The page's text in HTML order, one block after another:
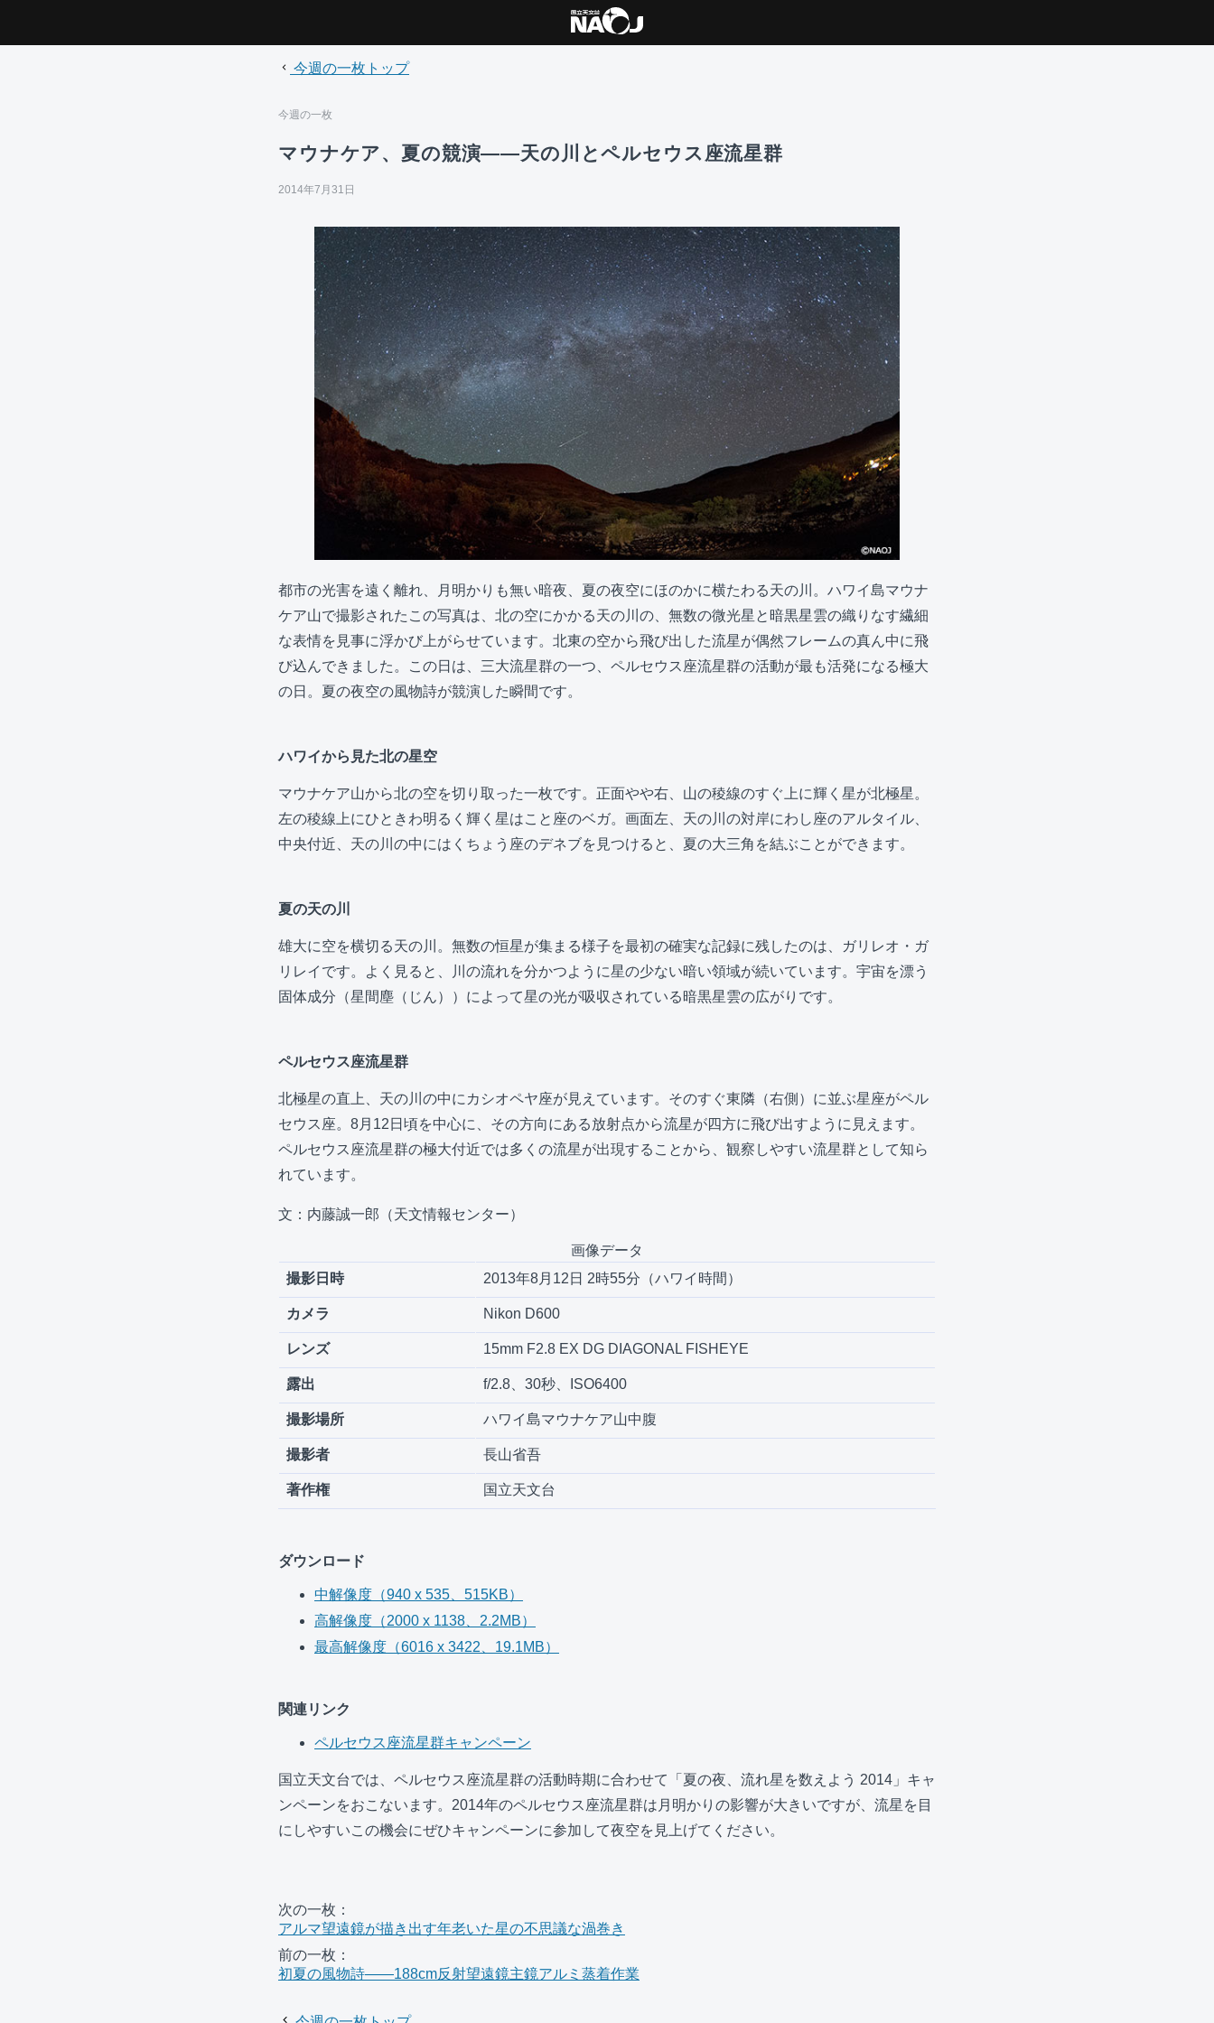
今週の一枚トップ
今週の一枚
マウナケア、夏の競演――天の川とペルセウス座流星群
2014年7月31日
都市の光害を遠く離れ、月明かりも無い暗夜、夏の夜空にほのかに横たわる天の川。ハワイ島マウナ
ケア山で撮影されたこの写真は、北の空にかかる天の川の、無数の微光星と暗黒星雲の織りなす繊細
な表情を見事に浮かび上がらせています。北東の空から飛び出した流星が偶然フレームの真ん中に飛
び込んできました。この日は、三大流星群の一つ、ペルセウス座流星群の活動が最も活発になる極大
の日。夏の夜空の風物詩が競演した瞬間です。
ハワイから見た北の星空
マウナケア山から北の空を切り取った一枚です。正面やや右、山の稜線のすぐ上に輝く星が北極星。
左の稜線上にひときわ明るく輝く星はこと座のベガ。画面左、天の川の対岸にわし座のアルタイル、
中央付近、天の川の中にはくちょう座のデネブを見つけると、夏の大三角を結ぶことができます。
夏の天の川
雄大に空を横切る天の川。無数の恒星が集まる様子を最初の確実な記録に残したのは、ガリレオ・ガ
リレイです。よく見ると、川の流れを分かつように星の少ない暗い領域が続いています。宇宙を漂う
固体成分（星間塵（じん））によって星の光が吸収されている暗黒星雲の広がりです。
ペルセウス座流星群
北極星の直上、天の川の中にカシオペヤ座が見えています。そのすぐ東隣（右側）に並ぶ星座がペル
セウス座。8月12日頃を中心に、その方向にある放射点から流星が四方に飛び出すように見えます。
ペルセウス座流星群の極大付近では多くの流星が出現することから、観察しやすい流星群として知ら
れています。
文：内藤誠一郎（天文情報センター）
撮影日時 2013年8月12日 2時55分（ハワイ時間）
カメラ Nikon D600
レンズ 15mm F2.8 EX DG DIAGONAL FISHEYE
露出 f/2.8、30秒、ISO6400
撮影場所 ハワイ島マウナケア山中腹
撮影者 長山省吾
著作権 国立天文台
画像データ
ダウンロード
中解像度（940 x 535、515KB）
高解像度（2000 x 1138、2.2MB）
最高解像度（6016 x 3422、19.1MB）
関連リンク
ペルセウス座流星群キャンペーン
国立天文台では、ペルセウス座流星群の活動時期に合わせて「夏の夜、流れ星を数えよう 2014」キャ
ンペーンをおこないます。2014年のペルセウス座流星群は月明かりの影響が大きいですが、流星を目
にしやすいこの機会にぜひキャンペーンに参加して夜空を見上げてください。
次の一枚：
アルマ望遠鏡が描き出す年老いた星の不思議な渦巻き
前の一枚：
初夏の風物詩――188cm反射望遠鏡主鏡アルミ蒸着作業